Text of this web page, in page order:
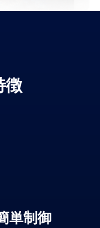
単制御